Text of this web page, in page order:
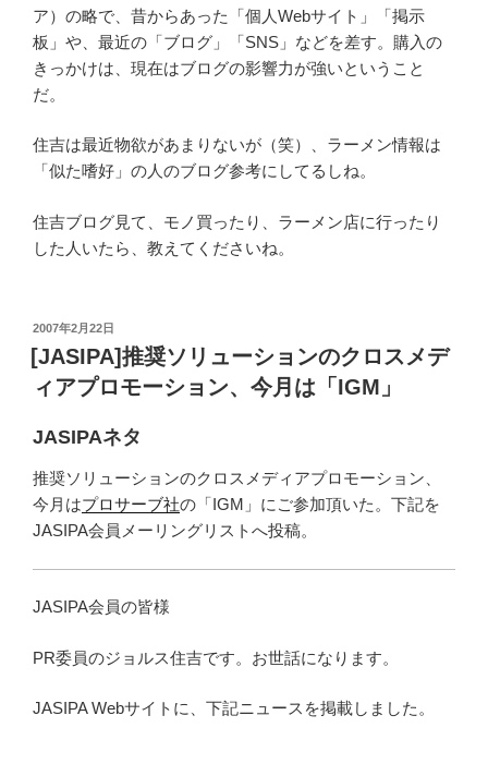
ア）の略で、昔からあった「個人Webサイト」「掲示
板」や、最近の「ブログ」「SNS」などを差す。購入の
きっかけは、現在はブログの影響力が強いということ
だ。
住吉は最近物欲があまりないが（笑）、ラーメン情報は
「似た嗜好」の人のブログ参考にしてるしね。
住吉ブログ見て、モノ買ったり、ラーメン店に行ったり
した人いたら、教えてくださいね。
投
稿
日:
2007年2月22日
[JASIPA]推奨ソリューションのクロスメデ
ィアプロモーション、今月は「IGM」
JASIPAネタ
推奨ソリューションのクロスメディアプロモーション、
今月はプロサーブ社の「IGM」にご参加頂いた。下記を
JASIPA会員メーリングリストへ投稿。
JASIPA会員の皆様
PR委員のジョルス住吉です。お世話になります。
JASIPA Webサイトに、下記ニュースを掲載しました。